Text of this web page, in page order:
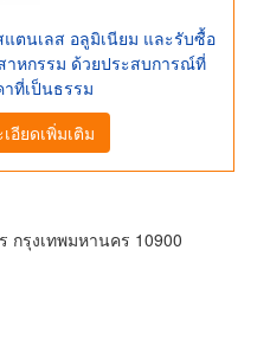
แตนเลส อลูมิเนียม และรับซื้อ
าหกรรม ด้วยประสบการณ์ที่
ที่เป็นธรรม
อียดเพิ่มเติม
กรุงเทพมหานคร 10900